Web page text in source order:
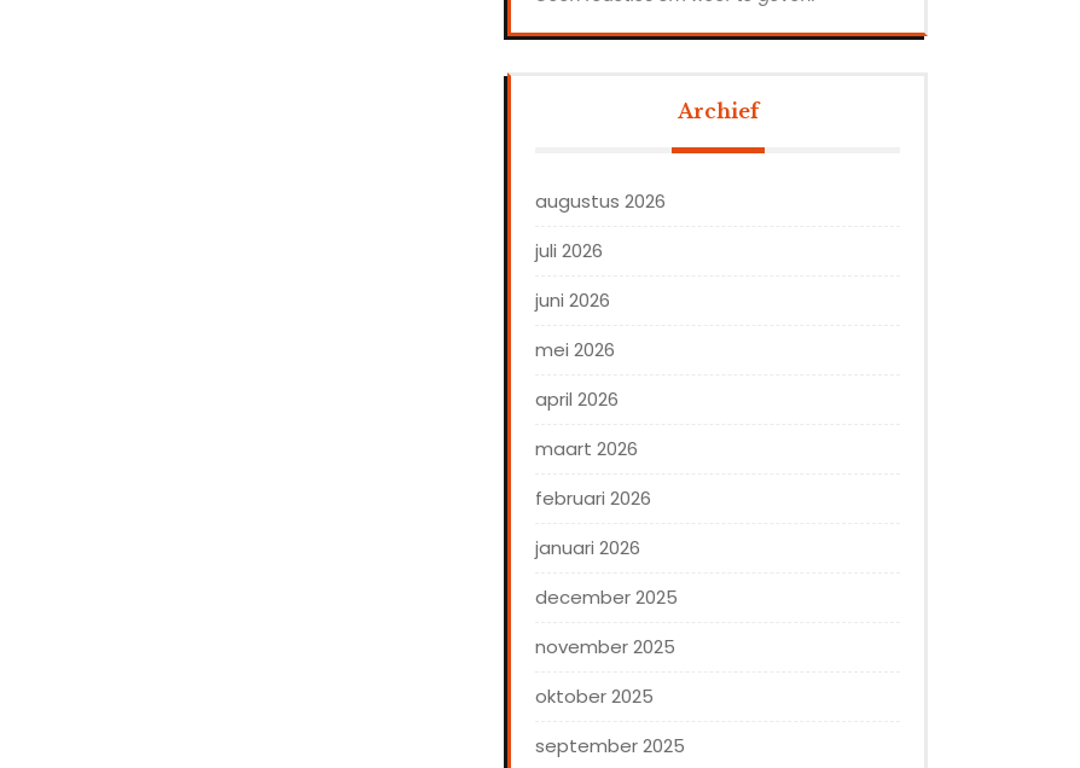
Archief
augustus 2026
juli 2026
juni 2026
mei 2026
april 2026
maart 2026
februari 2026
januari 2026
december 2025
november 2025
oktober 2025
september 2025